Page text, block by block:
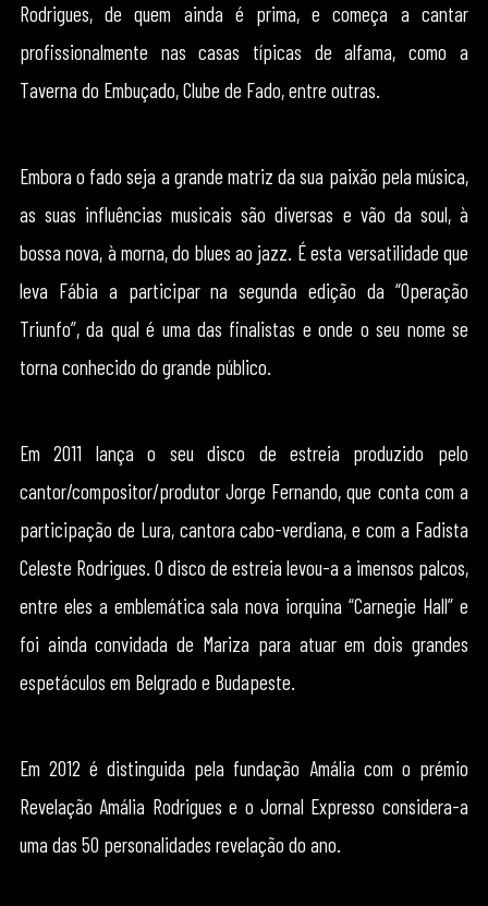
Rodrigues, de quem ainda é prima, e começa a cantar
profissionalmente nas casas típicas de alfama, como a
Taverna do Embuçado, Clube de Fado, entre outras.
Embora o fado seja a grande matriz da sua paixão pela música,
as suas influências musicais são diversas e vão da soul, à
bossa nova, à morna, do blues ao jazz. ​É esta versatilidade que
leva Fábia a participar na segunda edição da “Operação
Triunfo”, da qual é uma das finalistas e onde o seu nome se
torna conhecido do grande público.
Em 2011 lança o seu disco de estreia produzido pelo
cantor/compositor/produtor Jorge Fernando, que conta com a
participação de Lura, cantora cabo-verdiana, e com a Fadista
Celeste Rodrigues. O disco de estreia levou-a a imensos palcos,
entre eles a emblemática sala nova iorquina “Carnegie Hall” e
foi ainda convidada de Mariza para atuar em dois grandes
espetáculos em Belgrado e Budapeste.
Em 2012 é distinguida pela fundação Amália com o prémio
Revelação Amália Rodrigues e o Jornal Expresso considera-a
uma das 50 personalidades revelação do ano.